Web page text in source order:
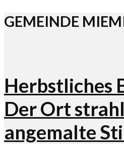
GEMEINDE
Herbstliches
Der Ort
angemalte